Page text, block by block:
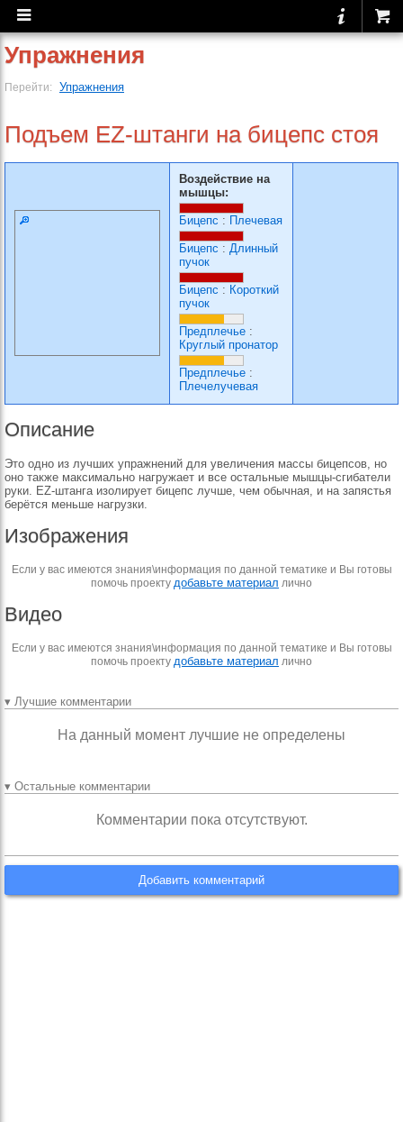
Упражнения
Перейти: Упражнения
Подъем EZ-штанги на бицепс стоя
Воздействие на
мышцы:
Бицепс : Плечевая
Бицепс : Длинный
пучок
Бицепс : Короткий
пучок
Предплечье :
Круглый пронатор
Предплечье :
Плечелучевая
Описание
Это одно из лучших упражнений для увеличения массы бицепсов, но
оно также максимально нагружает и все остальные мышцы-сгибатели
руки. ЕZ-штанга изолирует бицепс лучше, чем обычная, и на запястья
берётся меньше нагрузки.
Изображения
Если у вас имеются знания\информация по данной тематике и Вы готовы
помочь проекту добавьте материал лично
Видео
Если у вас имеются знания\информация по данной тематике и Вы готовы
помочь проекту добавьте материал лично
▾ Лучшие комментарии
На данный момент лучшие не определены
▾ Остальные комментарии
Комментарии пока отсутствуют.
Добавить комментарий